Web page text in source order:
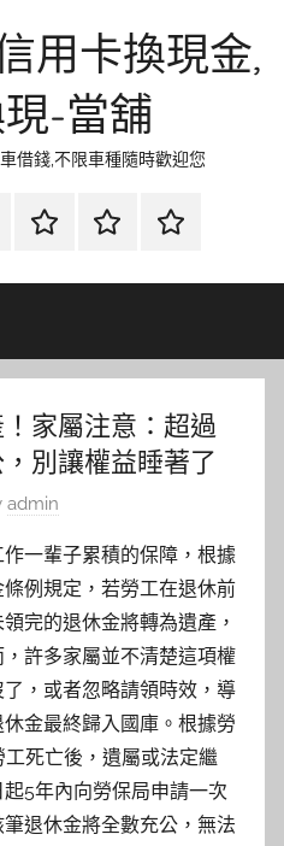
用卡換現金,
-當舖
借錢,不限車種隨時歡迎您
流
時
環
清
聯
徵
家屬注意：超過
別讓權益睡著了
admin
一輩子累積的保障，根據
例規定，若勞工在退休前
完的退休金將轉為遺產，
許多家屬並不清楚這項權
，或者忽略請領時效，導
金最終歸入國庫。根據勞
死亡後，遺屬或法定繼
5年內向勞保局申請一次
退休金將全數充公，無法